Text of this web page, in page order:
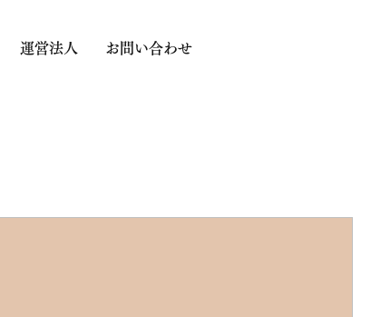
運営法人 お問い合わせ